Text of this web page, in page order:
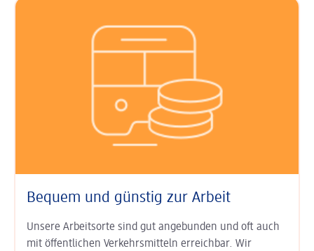
Bequem und günstig zur Arbeit
Unsere Arbeitsorte sind gut an­ge­bunden und oft auch
mit öffent­lichen Verkehrs­mitteln erreichbar. Wir